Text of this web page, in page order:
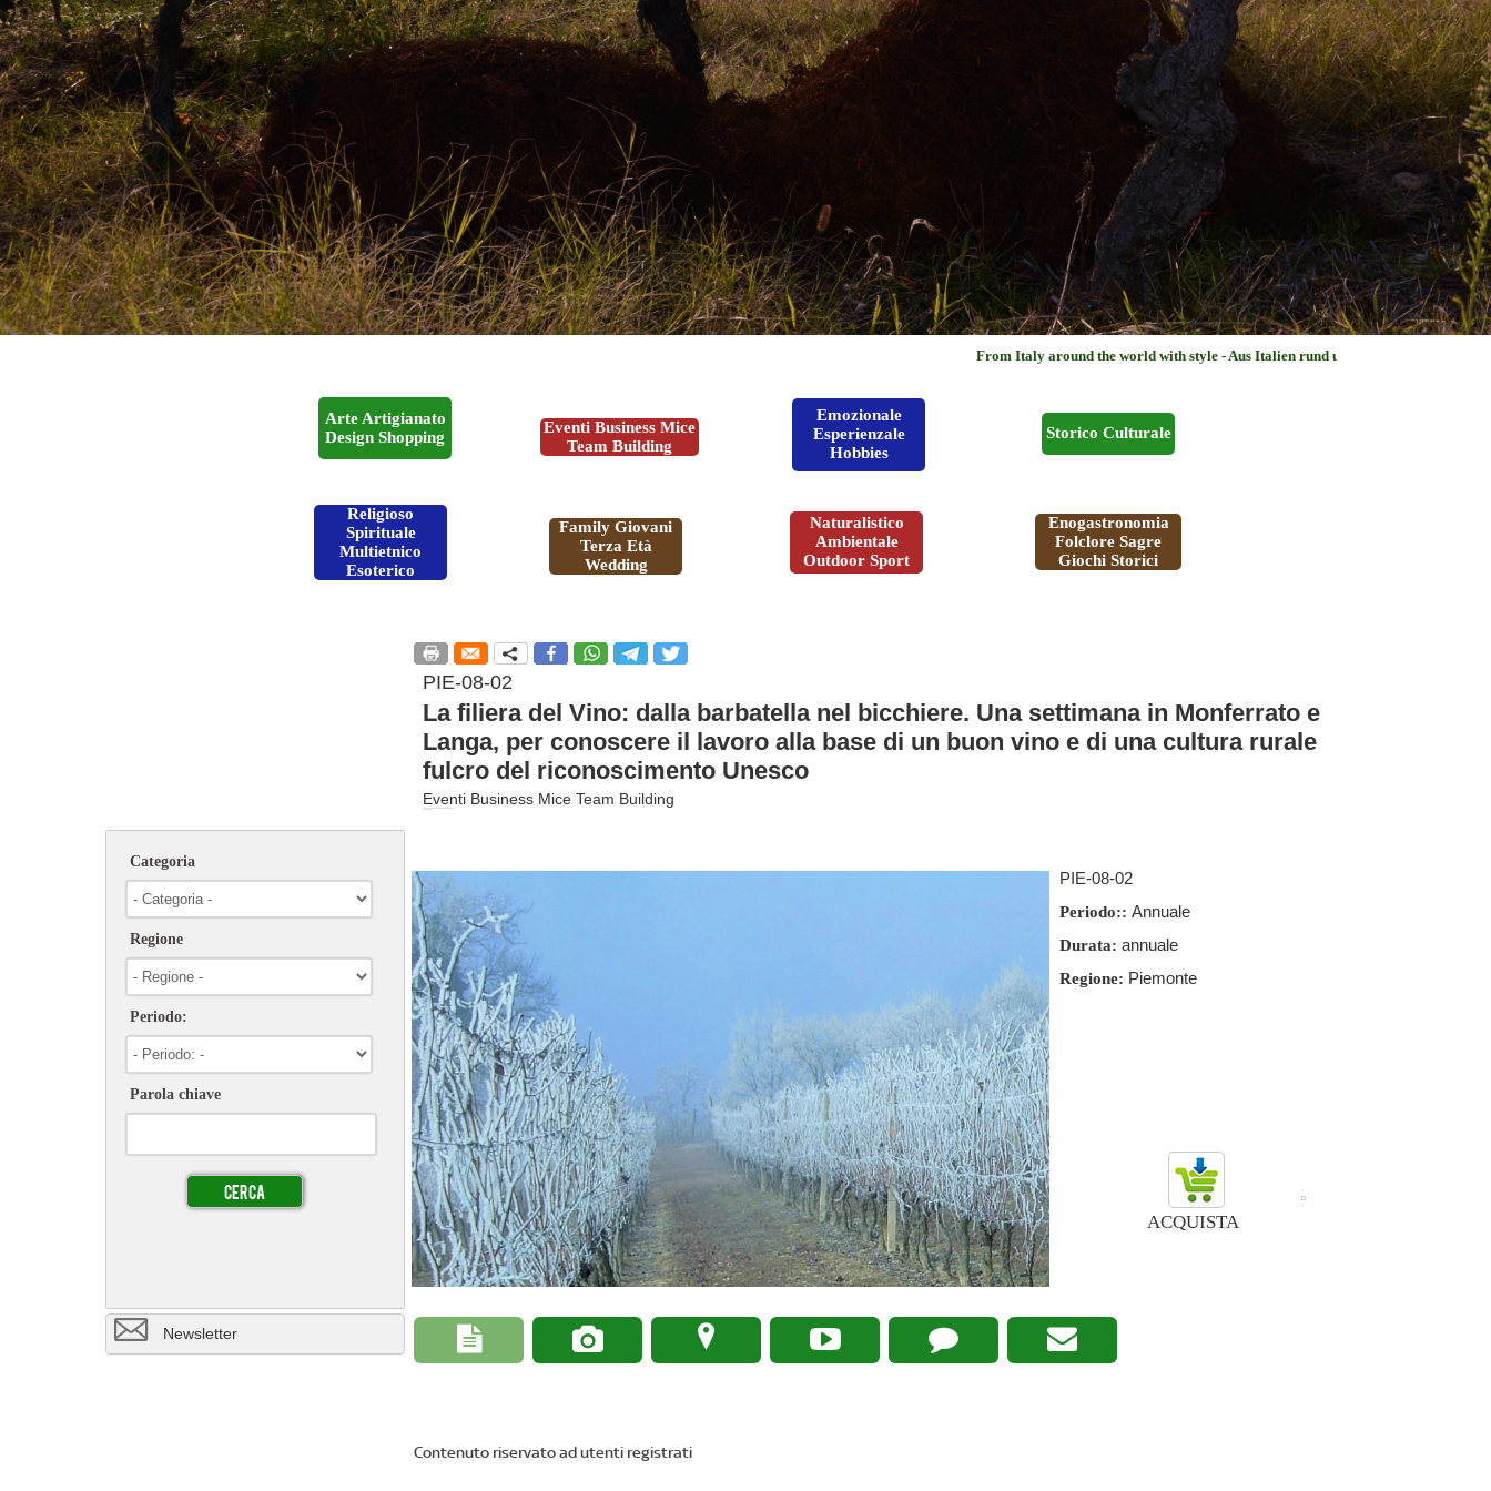
Categoria
Regione
Periodo:
Parola chiave
8 Newsletter
Arte Artigianato
Design Shopping
Emozionale
Esperienzale
Hobbies
Eventi Business Mice
Team Building
Enogastronomia
Folclore Sagre
Giochi Storici
Family Giovani
Terza Età
Wedding
Naturalistico
Ambientale
Outdoor Sport
Religioso
Spirituale
Multietnico
Esoterico
Storico Culturale
ACQUISTA
From Italy around the world with style - Aus Italien rund um die Welt mit Klasse - de Italia
PIE-08-02
La filiera del Vino: dalla barbatella nel bicchiere. Una settimana in Monferrato e
Langa, per conoscere il lavoro alla base di un buon vino e di una cultura rurale
fulcro del riconoscimento Unesco
Eventi Business Mice Team Building
PIE-08-02
Periodo:: Annuale
Durata: annuale
Regione: Piemonte
  u   
Contenuto riservato ad utenti registrati